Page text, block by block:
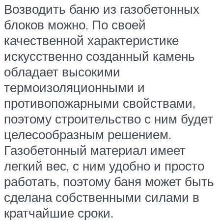
Возводить баню из газобетонных
блоков можно. По своей
качественной характеристике
искусственно созданный камень
обладает высокими
термоизоляционными и
противопожарными свойствами,
поэтому строительство с ним будет
целесообразным решением.
Газобетонный материал имеет
легкий вес, с ним удобно и просто
работать, поэтому баня может быть
сделана собственными силами в
кратчайшие сроки.